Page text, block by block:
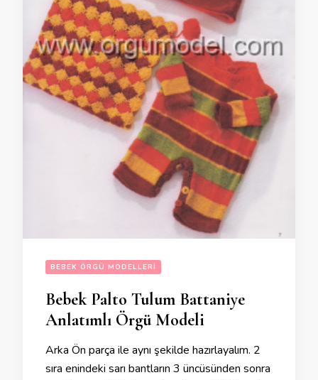
BEBEK ÖRGÜ MODELLERI
Bebek Palto Tulum Battaniye
Anlatımlı Örgü Modeli
Arka Ön parça ile aynı şekilde hazırlayalım. 2
sıra enindeki sarı bantların 3 üncüsünden sonra